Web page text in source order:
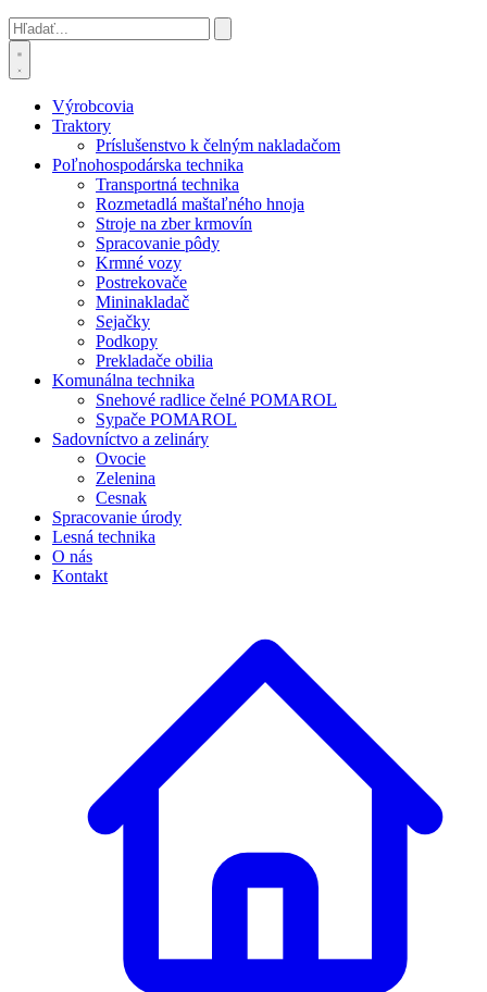
Výrobcovia
Traktory
Príslušenstvo k čelným nakladačom
Poľnohospodárska technika
Transportná technika
Rozmetadlá maštaľného hnoja
Stroje na zber krmovín
Spracovanie pôdy
Krmné vozy
Postrekovače
Mininakladač
Sejačky
Podkopy
Prekladače obilia
Komunálna technika
Snehové radlice čelné POMAROL
Sypače POMAROL
Sadovníctvo a zelináry
Ovocie
Zelenina
Cesnak
Spracovanie úrody
Lesná technika
O nás
Kontakt